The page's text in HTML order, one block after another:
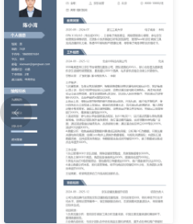
6.店铺维护：处理店铺日常基础设
息准确；跟进简单的客诉问题，
时。
工作业绩：
1.独立维护超过XXX个商品链接，
2.成功执行XXX场平台营销活动，
3.操作月度推广预算约XXX元，推
X.X，引流效率提升XXX%。
4.运营店铺内容模块，月度产出
5.提供XXX份数据周报，协助发